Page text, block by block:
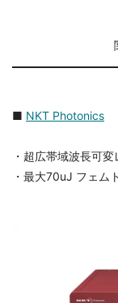
■ NKT Photonics
・超広帯域波長可変
・最大70uJ フェム